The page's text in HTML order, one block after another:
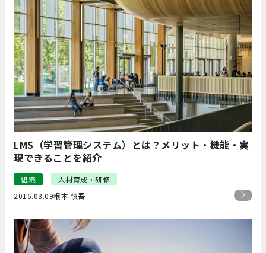
LMS（学習管理システム）とは？メリット・機能・実
現できることを紹介
組織
人材育成・研修
2016.03.09根本 慎吾